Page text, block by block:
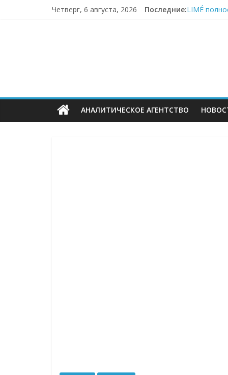
Четверг, 6 августа, 2026 Последние:LIMÉ
о
E-
АНАЛИТИЧЕСКОЕ АГЕНТСТВО